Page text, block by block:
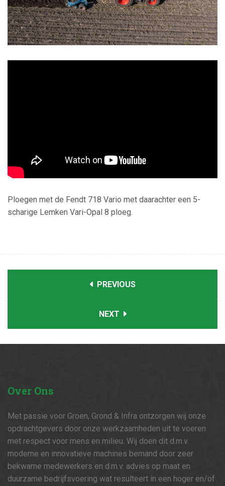
Ploegen met de Fendt 718 Vario met daarachter een 5-
scharige Lemken Vari-Opal 8 ploeg.
PREVIOUS
NEXT
Over Ons
Met passie voor Groen, Grond & Infra ontzorgen wij onze
opdrachtgevers door onze werkzaamheden uit te voeren
met respect voor mens en milieu. Wij doen dit d.m.v.
moderne en innovatieve machines bemand door zeer
bekwame medewerkers en d.m.v. advies op maat en
duurzame bedrijfsvoering wat resulteert in een hoger en/of